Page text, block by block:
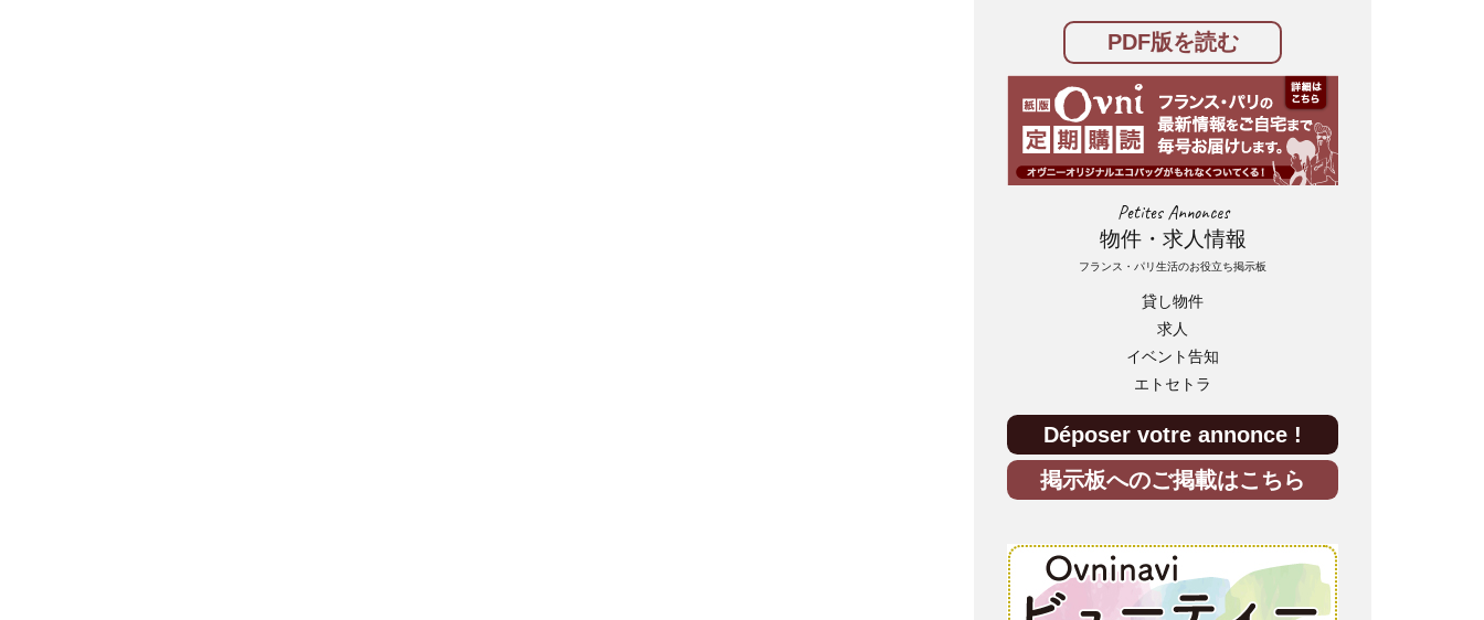
PDF版を読む
Petites Annonces
物件・求人情報
フランス・パリ生活のお役立ち掲示板
貸し物件
求人
イベント告知
エトセトラ
Déposer votre annonce !
掲示板へのご掲載はこちら